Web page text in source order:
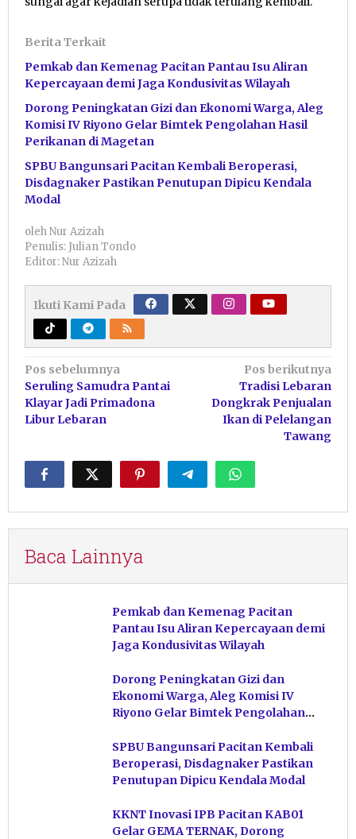
Berita Terkait
Pemkab dan Kemenag Pacitan Pantau Isu Aliran
Kepercayaan demi Jaga Kondusivitas Wilayah
Dorong Peningkatan Gizi dan Ekonomi Warga, Aleg
Komisi IV Riyono Gelar Bimtek Pengolahan Hasil
Perikanan di Magetan
SPBU Bangunsari Pacitan Kembali Beroperasi,
Disdagnaker Pastikan Penutupan Dipicu Kendala
Modal
olehNur Azizah
Penulis: Julian Tondo
Editor: Nur Azizah
Ikuti Kami Pada
Navigasi
pos
Pos sebelumnya
Seruling Samudra Pantai
Klayar Jadi Primadona
Libur Lebaran
Pos berikutnya
Tradisi Lebaran
Dongkrak Penjualan
Ikan di Pelelangan
Tawang
Baca Lainnya
Pemkab dan Kemenag Pacitan
Pantau Isu Aliran Kepercayaan demi
Jaga Kondusivitas Wilayah
Dorong Peningkatan Gizi dan
Ekonomi Warga, Aleg Komisi IV
Riyono Gelar Bimtek Pengolahan
SPBU Bangunsari Pacitan Kembali
Beroperasi, Disdagnaker Pastikan
Penutupan Dipicu Kendala Modal
KKNT Inovasi IPB Pacitan KAB01
Gelar GEMA TERNAK, Dorong